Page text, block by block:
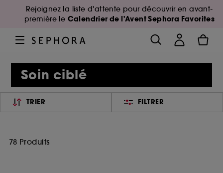
Rejoignez la liste d'attente pour découvrir en avant-
première le Calendrier de l'Avent Sephora Favorites
Soin ciblé
TRIER FILTRER
78 Produits